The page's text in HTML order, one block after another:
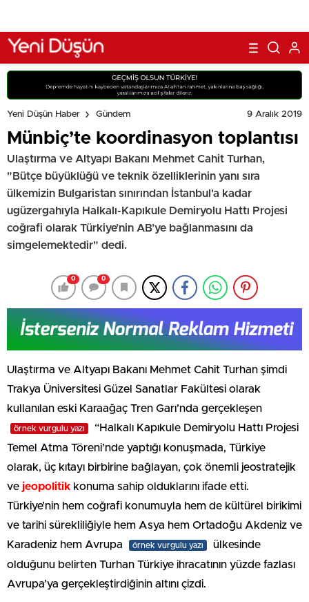
Yeni Düşün Haber Gündem 9 Aralık 2019
Münbiç’te koordinasyon toplantısı
Ulaştırma ve Altyapı Bakanı Mehmet Cahit Turhan,
"Bütçe büyüklüğü ve teknik özelliklerinin yanı sıra
ülkemizin Bulgaristan sınırından İstanbul'a kadar
ugüzergahıyla Halkalı-Kapıkule Demiryolu Hattı Projesi
coğrafi olarak Türkiye’nin AB’ye bağlanmasını da
simgelemektedir" dedi.
0 0
Ulaştırma ve Altyapı Bakanı Mehmet Cahit Turhan şimdi
Trakya Üniversitesi Güzel Sanatlar Fakültesi olarak
kullanılan eski Karaağaç Tren Garı’nda gerçekleşen
örnek vurgulu yazı
“Halkalı Kapıkule Demiryolu Hattı Projesi
Temel Atma Töreni’nde yaptığı konuşmada, Türkiye
olarak, üç kıtayı birbirine bağlayan, çok önemli jeostratejik
ve jeopolitik konuma sahip olduklarını ifade etti.
Türkiye’nin hem coğrafi konumuyla hem de kültürel birikimi
ve tarihi sürekliliğiyle hem Asya hem Ortadoğu Akdeniz ve
Karadeniz hem Avrupa
örnek vurgulu yazı
ülkesinde
olduğunu belirten Turhan Türkiye ihracatının yüzde fazlası
Avrupa’ya gerçekleştirdiğinin altını çizdi.